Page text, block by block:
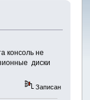
консоль не
диски
Записан